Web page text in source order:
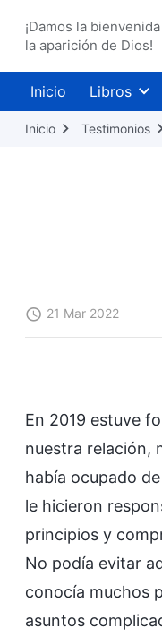
¡Damos la
la aparición de Dios!
Inicio Libros
Inicio Testimonios
21 Mar 2022
En 2019 estuve
nuestra relación,
había ocupado
le hicieron
principios y
No podía evitar
conocía muchos
asuntos